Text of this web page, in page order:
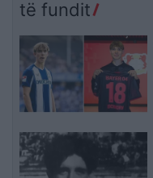
të fundit